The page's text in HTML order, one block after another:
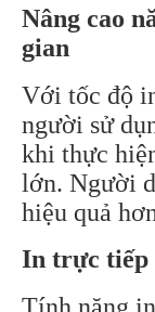
Nâng cao
gian
Với tốc độ
người sử
khi thực
lớn. Người
hiệu quả
In trực tiếp
Tính năng